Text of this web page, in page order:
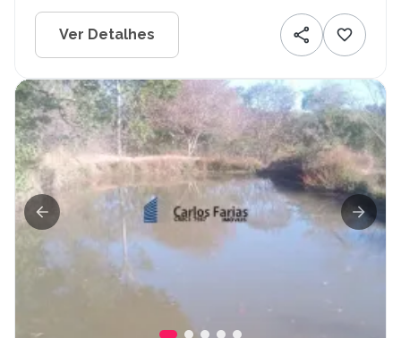
Ver Detalhes